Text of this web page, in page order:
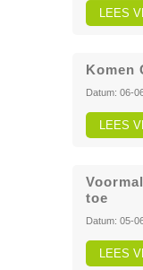
LEES
Komen
Datum: 06-
LEES
toe
Datum: 05-
LEES